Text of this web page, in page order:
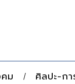
ม ศิลปะ-ก